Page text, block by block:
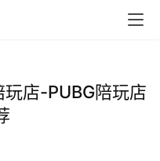
店-PUBG陪玩店